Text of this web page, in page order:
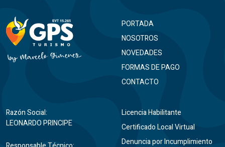
PORTADA
NOSOTROS
NOVEDADES
FORMAS DE PAGO
CONTACTO
Razón Social:
LEONARDO PRINCIPE
Licencia Habilitante
Certificado Local Virtual
Denuncia por Incumplimiento